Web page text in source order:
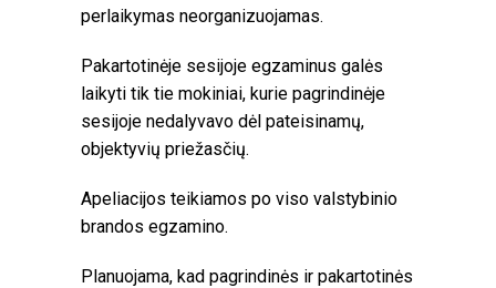
perlaikymas neorganizuojamas.
Pakartotinėje sesijoje egzaminus galės
laikyti tik tie mokiniai, kurie pagrindinėje
sesijoje nedalyvavo dėl pateisinamų,
objektyvių priežasčių.
Apeliacijos teikiamos po viso valstybinio
brandos egzamino.
Planuojama, kad pagrindinės ir pakartotinės